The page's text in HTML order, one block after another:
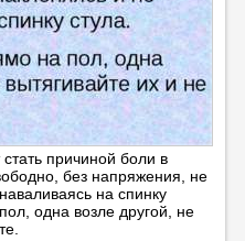
причиной боли в
без напряжения, не
на спинку
одна возле другой, не